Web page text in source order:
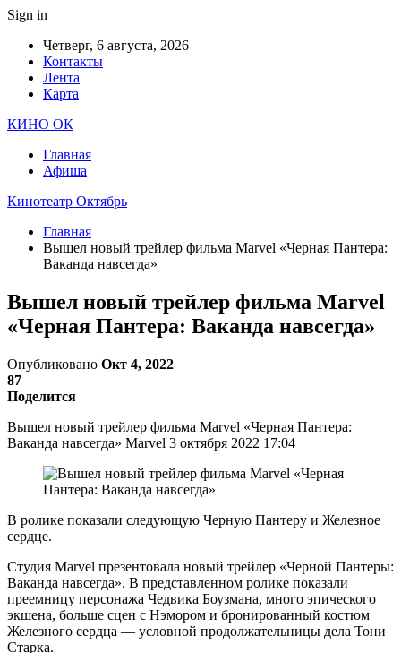
Sign in
Четверг, 6 августа, 2026
Контакты
Лента
Карта
КИНО ОК
Главная
Афиша
Кинотеатр Октябрь
Главная
Вышел новый трейлер фильма Marvel «Черная Пантера:
Ваканда навсегда»
Вышел новый трейлер фильма Marvel
«Черная Пантера: Ваканда навсегда»
Опубликовано Окт 4, 2022
87
Поделится
Вышел новый трейлер фильма Marvel «Черная Пантера:
Ваканда навсегда» Marvel 3 октября 2022 17:04
В ролике показали следующую Черную Пантеру и Железное
сердце.
Студия Marvel презентовала новый трейлер «Черной Пантеры:
Ваканда навсегда». В представленном ролике показали
преемницу персонажа Чедвика Боузмана, много эпического
экшена, больше сцен с Нэмором и бронированный костюм
Железного сердца — условной продолжательницы дела Тони
Старка.